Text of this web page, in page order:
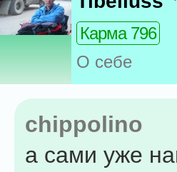
Карма 796
О себе
chippolino
а сами уже